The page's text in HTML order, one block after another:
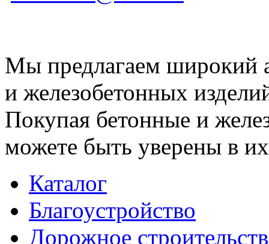
Мы предлагаем широкий
и железобетонных
Покупая бетонные и
можете быть уверены в их
Каталог
Благоустройство
Дорожное